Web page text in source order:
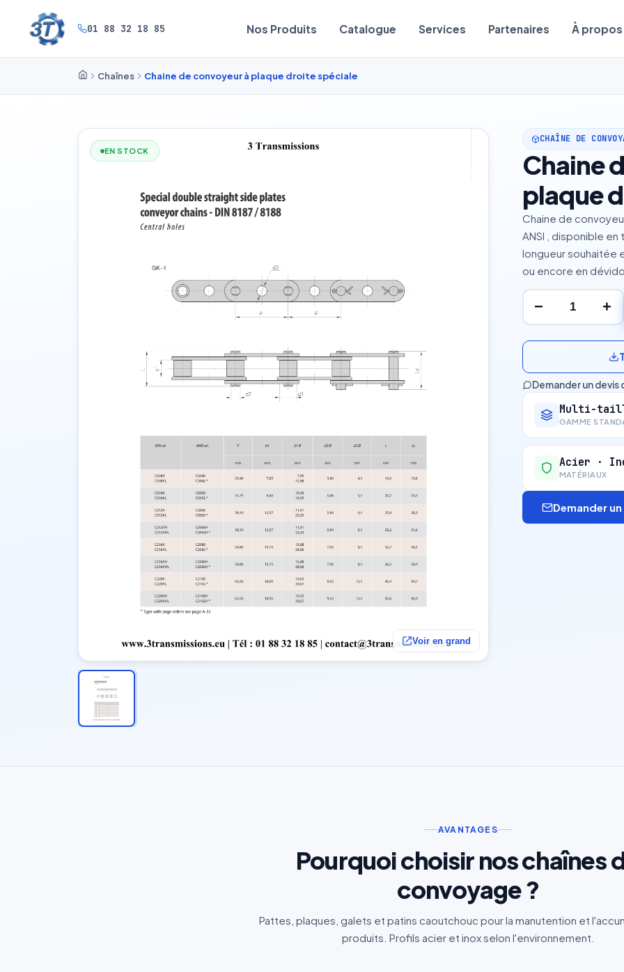
01 88 32 18 85 Nos Produits Catalogue Services Partenaires À propos
Chaînes Chaine de convoyeur à plaque droite spéciale
EN STOCK
Voir en grand
CHAÎNE DE
Chaine
plaque
Chaine de
ANSI , disponible
longueur souhaitée
ou encore en
− +
Demander un devis
Multi-
GAMME
Acier ·
MATÉRIAUX
Demander
AVANTAGES
Pourquoi choisir nos chaînes
convoyage ?
Pattes, plaques, galets et patins caoutchouc pour la manutention et
produits. Profils acier et inox selon l'environnement.